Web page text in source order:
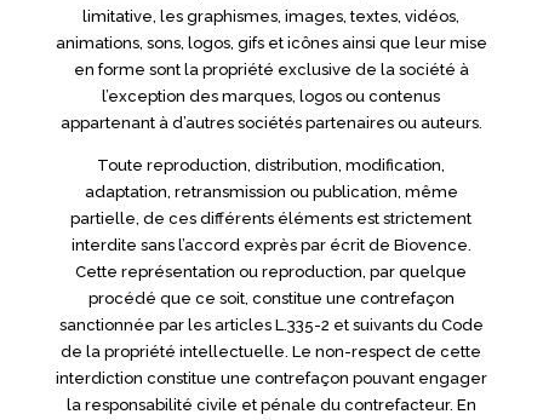
limitative, les graphismes, images, textes, vidéos,
animations, sons, logos, gifs et icônes ainsi que leur mise
en forme sont la propriété exclusive de la société à
l’exception des marques, logos ou contenus
appartenant à d’autres sociétés partenaires ou auteurs.
Toute reproduction, distribution, modification,
adaptation, retransmission ou publication, même
partielle, de ces différents éléments est strictement
interdite sans l’accord exprès par écrit de Biovence.
Cette représentation ou reproduction, par quelque
procédé que ce soit, constitue une contrefaçon
sanctionnée par les articles L.335-2 et suivants du Code
de la propriété intellectuelle. Le non-respect de cette
interdiction constitue une contrefaçon pouvant engager
la responsabilité civile et pénale du contrefacteur. En